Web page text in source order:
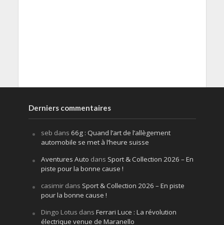
Derniers commentaires
seb dans 66g : Quand l’art de l’allègement
automobile se met à l’heure suisse
Aventures Auto dans Sport & Collection 2026 – En
piste pour la bonne cause !
casimirdans Sport & Collection 2026 – En piste
pour la bonne cause !
Dingo Lotus dans Ferrari Luce : La révolution
électrique venue de Maranello